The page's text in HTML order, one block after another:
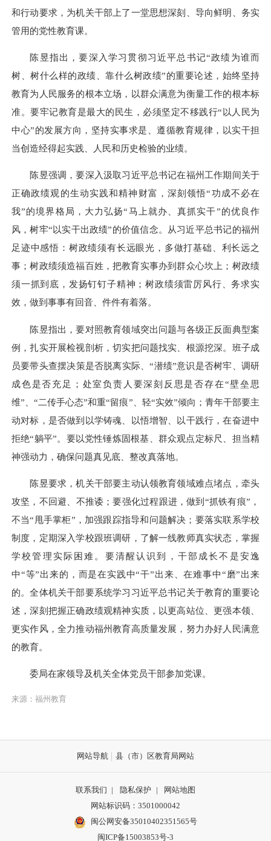
和行动要求，为机关干部上了一堂思想深刻、导向鲜明、务实
管用的党性教育课。
陈昱指出，要深入学习贯彻习近平总书记“政绩为谁而
树、树什么样的政绩、靠什么树政绩”的重要论述，始终坚持
教育为人民服务的根本立场，以群众满意为衡量工作的根本标
准。要牢记教育是最大的民生，必须坚定不移践行“以人民为
中心”的发展方向，坚持实事求是、遵循教育规律，以实干担
当创造经得起实践、人民和历史检验的业绩。
陈昱强调，要深入汲取习近平总书记在福州工作期间关于
正确政绩观的生动实践和精神财富，深刻领悟“功成不必在
我”的境界格局，大力弘扬“马上就办、真抓实干”的优良作
风，树牢“以实干出政绩”的价值信念。从习近平总书记的福州
足迹中感悟：树政绩须有长远眼光，多做打基础、利长远之
事；树政绩须造福百姓，把教育实事办到群众心坎上；树政绩
须一抓到底，发扬钉钉子精神；树政绩须雷厉风行、务求实
效，做到事事有回音、件件有着落。
陈昱指出，要对照教育领域突出问题与各级正反面典型案
例，扎实开展检视剖析，切实把问题找实、根源挖深。班子成
员要带头查摆决策是否脱离实际、“潜绩”意识是否树牢、调研
成色是否充足；处室负责人要深刻反思是否存在“壁垒思
维”、“二传手心态”和重“留痕”、轻“实效”倾向；青年干部要主
动对标，是否做到以学铸魂、以悟增智、以干践行，在奋进中
拒绝“躺平”。要以党性锤炼固根基、群众观点定标尺、担当精
神强动力，确保问题真见底、整改真落地。
陈昱要求，机关干部要主动认领教育领域难点堵点，牵头
攻坚，不回避、不推诿；要强化过程跟进，做到“抓铁有痕”，
不当“甩手掌柜”，加强跟踪指导和问题解决；要落实联系学校
制度，定期深入学校跟班调研，了解一线教师真实状态，掌握
学校管理实际困难。要清醒认识到，干部成长不是安逸
中“等”出来的，而是在实践中“干”出来、在难事中“磨”出来
的。全体机关干部要系统学习习近平总书记关于教育的重要论
述，深刻把握正确政绩观精神实质，以更高站位、更强本领、
更实作风，全力推动福州教育高质量发展，努力办好人民满意
的教育。
委局在家领导及机关全体党员干部参加党课。
来源：福州教育
网站导航 县（市）区教育局网站
联系我们 | 隐私保护 |
网站地图
网站标识码：3501000042
闽公网安备35010402351565号
闽ICP备15003853号-3